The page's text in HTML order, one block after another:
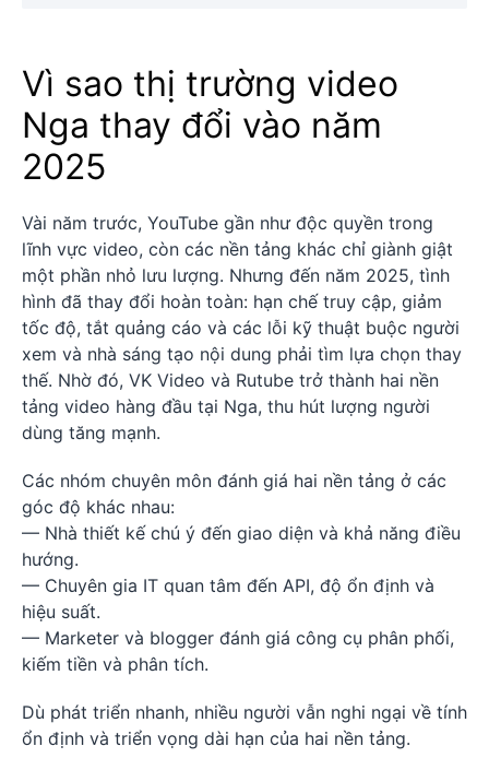
Vì sao thị trường video
Nga thay đổi vào năm
2025
Vài năm trước, YouTube gần như độc quyền trong
lĩnh vực video, còn các nền tảng khác chỉ giành giật
một phần nhỏ lưu lượng. Nhưng đến năm 2025, tình
hình đã thay đổi hoàn toàn: hạn chế truy cập, giảm
tốc độ, tắt quảng cáo và các lỗi kỹ thuật buộc người
xem và nhà sáng tạo nội dung phải tìm lựa chọn thay
thế. Nhờ đó, VK Video và Rutube trở thành hai nền
tảng video hàng đầu tại Nga, thu hút lượng người
dùng tăng mạnh.
Các nhóm chuyên môn đánh giá hai nền tảng ở các
góc độ khác nhau:
— Nhà thiết kế chú ý đến giao diện và khả năng điều
hướng.
— Chuyên gia IT quan tâm đến API, độ ổn định và
hiệu suất.
— Marketer và blogger đánh giá công cụ phân phối,
kiếm tiền và phân tích.
Dù phát triển nhanh, nhiều người vẫn nghi ngại về tính
ổn định và triển vọng dài hạn của hai nền tảng.